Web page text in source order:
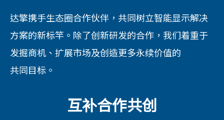
达擎携手生态圈合作伙伴，共同树立智能显示解决
方案的新标竿。除了创新研发的合作，我们着重于
发掘商机、扩展市场及创造更多永续价值的
共同目标。
互补合作共创